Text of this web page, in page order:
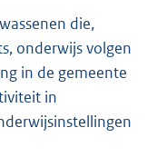
die,
onderwijs volgen
in de gemeente
in